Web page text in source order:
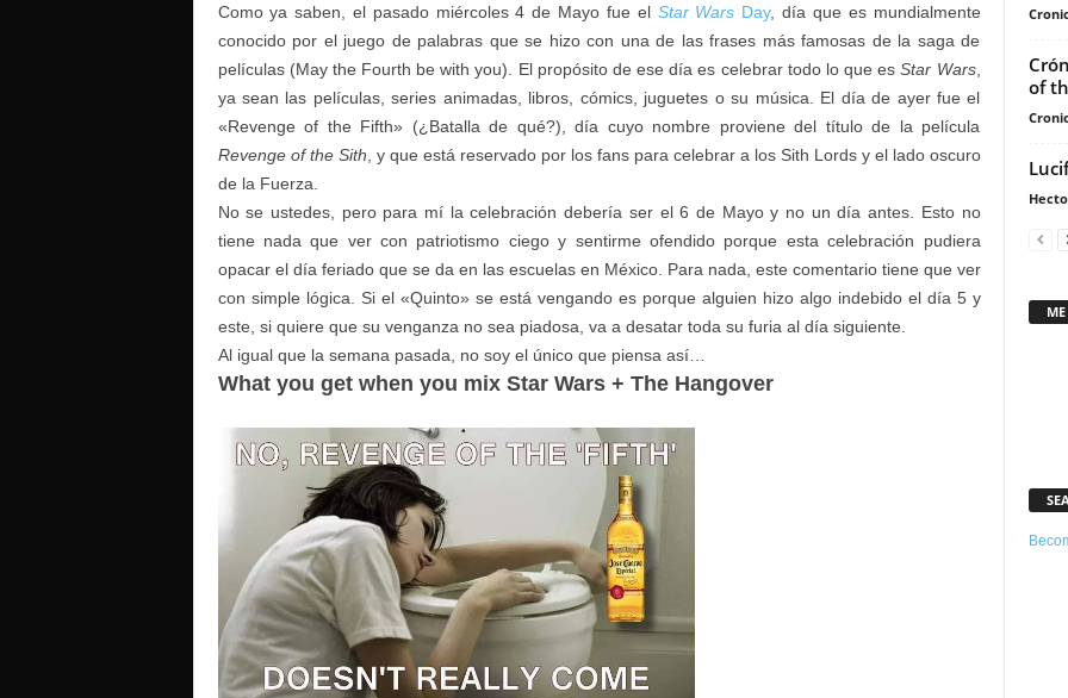
Como ya saben, el pasado miércoles 4 de Mayo fue el Star Wars Day, día que es mundialmente
conocido por el juego de palabras que se hizo con una de las frases más famosas de la saga de
películas (May the Fourth be with you). El propósito de ese día es celebrar todo lo que esStar Wars,
ya sean las películas, series animadas, libros, cómics, juguetes o su música. El día de ayer fue el
«Revenge of the Fifth» (¿Batalla de qué?), día cuyo nombre proviene del título de la película
Revenge of the Sith, y que está reservado por los fans para celebrar a los Sith Lords y el lado oscuro
de la Fuerza.
No se ustedes, pero para mí la celebración debería ser el 6 de Mayo y no un día antes. Esto no
tiene nada que ver con patriotismo ciego y sentirme ofendido porque esta celebración pudiera
opacar el día feriado que se da en las escuelas en México. Para nada, este comentario tiene que ver
con simple lógica. Si el «Quinto» se está vengando es porque alguien hizo algo indebido el día 5 y
este, si quiere que su venganza no sea piadosa, va a desatar toda su furia al día siguiente.
Al igual que la semana pasada, no soy el único que piensa así…
What you get when you mix Star Wars + The Hangover
of